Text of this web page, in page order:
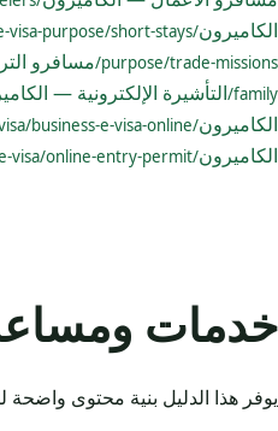
الكاميرون/ar/cameroon-visa/e-visa-purpose/short-stays/
purpose/trade-missions/ مسافرو
family/ التأشيرة الإلكترونية —
الكاميرون/ar/cameroon-visa/e-visa/business-e-visa-online/
الكاميرون/ar/cameroon-visa/e-visa/online-entry-permit/
خدمات
يوفر هذا الدليل بنية محتوى